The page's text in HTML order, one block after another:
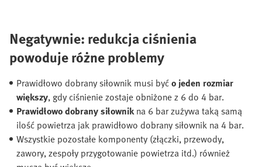
Negatywnie: redukcja ciśnienia
powoduje różne problemy
Prawidłowo dobrany siłownik musi byćo jeden rozmiar
większy, gdy ciśnienie zostaje obniżone z 6 do 4 bar.
Prawidłowo dobrany siłownikna 6 bar zużywa taką samą
ilość powietrza jak prawidłowo dobrany siłownik na 4 bar.
Wszystkie pozostałe komponenty (złączki, przewody,
zawory, zespoły przygotowanie powietrza itd.) również